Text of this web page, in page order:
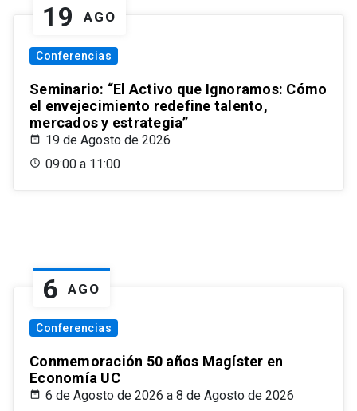
19 AGO
Conferencias
Seminario: “El Activo que Ignoramos: Cómo
el envejecimiento redefine talento,
mercados y estrategia”
19 de Agosto de 2026
09:00 a 11:00
6 AGO
Conferencias
Conmemoración 50 años Magíster en
Economía UC
6 de Agosto de 2026 a 8 de Agosto de 2026